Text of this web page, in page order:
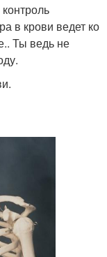
в крови ведет ко
Ты ведь не